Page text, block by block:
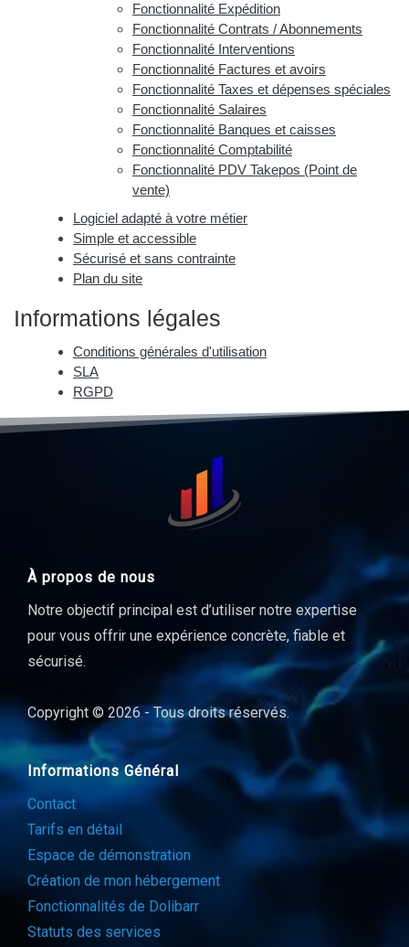
Fonctionnalité Expédition
Fonctionnalité Contrats / Abonnements
Fonctionnalité Interventions
Fonctionnalité Factures et avoirs
Fonctionnalité Taxes et dépenses spéciales
Fonctionnalité Salaires
Fonctionnalité Banques et caisses
Fonctionnalité Comptabilité
Fonctionnalité PDV Takepos (Point de
vente)
Logiciel adapté à votre métier
Simple et accessible
Sécurisé et sans contrainte
Plan du site
Informations légales
Conditions générales d'utilisation
SLA
RGPD
À propos de nous
Notre objectif principal est d’utiliser notre expertise
pour vous offrir une expérience concrète, fiable et
sécurisé.
Copyright © 2026 - Tous droits réservés.
Informations Général
Contact
Tarifs en détail
Espace de démonstration
Création de mon hébergement
Fonctionnalités de Dolibarr
Statuts des services